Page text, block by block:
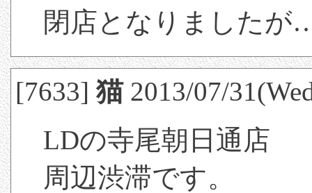
閉店となりましたが
[7633]猫2013/07/
LDの寺尾朝日通店
周辺渋滞です。